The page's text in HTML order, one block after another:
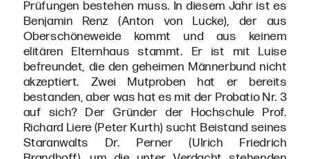
Prüfungen bestehen muss. In diesem Jahr ist es
Benjamin Renz (Anton von Lucke), der aus
Oberschöneweide kommt und aus keinem
elitären Elternhaus stammt. Er ist mit Luise
befreundet, die den geheimen Männerbund nicht
akzeptiert. Zwei Mutproben hat er bereits
bestanden, aber was hat es mit der Probatio Nr. 3
auf sich? Der Gründer der Hochschule Prof.
Richard Liere (Peter Kurth) sucht Beistand seines
Staranwalts Dr. Perner (Ulrich Friedrich